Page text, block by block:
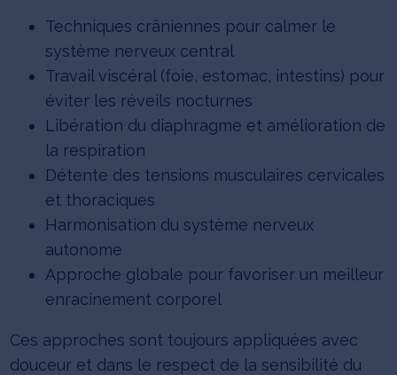
Techniques crâniennes pour calmer le
système nerveux central
Travail viscéral (foie, estomac, intestins) pour
éviter les réveils nocturnes
Libération du diaphragme et amélioration de
la respiration
Détente des tensions musculaires cervicales
et thoraciques
Harmonisation du système nerveux
autonome
Approche globale pour favoriser un meilleur
enracinement corporel
Ces approches sont toujours appliquées avec
douceur et dans le respect de la sensibilité du